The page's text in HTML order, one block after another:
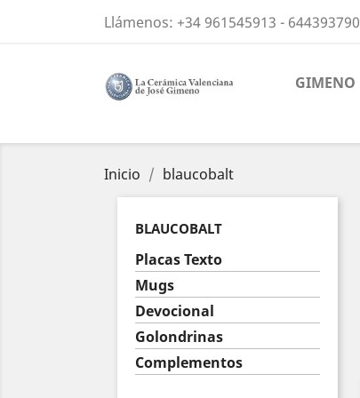
Llámenos: +34 961545913 - 644393790
GIMENO
Inicio blaucobalt
BLAUCOBALT
Placas Texto
Mugs
Devocional
Golondrinas
Complementos